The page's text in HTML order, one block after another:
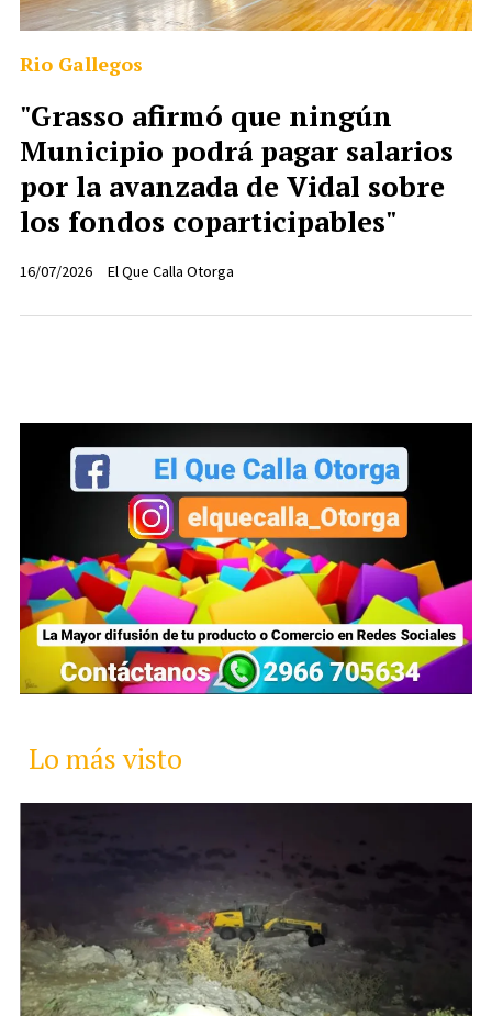
"Grasso afirmó que ningún
Municipio podrá pagar salarios
por la avanzada de Vidal sobre
los fondos coparticipables"
El Que Calla Otorga
Rio Gallegos
16/07/2026
Lo más visto